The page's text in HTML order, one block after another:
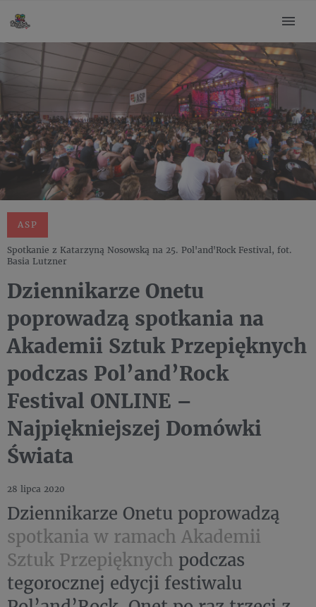
ASP
Spotkanie z Katarzyną Nosowską na 25. Pol'and'Rock Festival, fot.
Basia Lutzner
Dziennikarze Onetu
poprowadzą spotkania na
Akademii Sztuk Przepięknych
podczas Pol’and’Rock
Festival ONLINE –
Najpiękniejszej Domówki
Świata
28 lipca 2020
Dziennikarze Onetu poprowadzą
spotkania w ramach Akademii
Sztuk Przepięknych podczas
tegorocznej edycji festiwalu